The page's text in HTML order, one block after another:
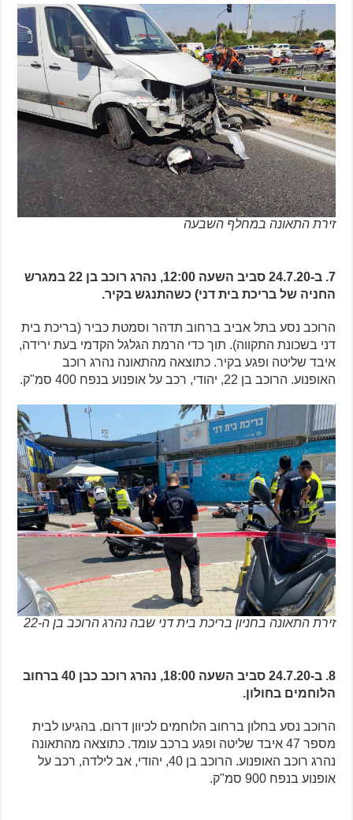
זירת התאונה במחלף השבעה
7. ב-24.7.20 סביב השעה 12:00, נהרג רוכב בן 22 במגרש
החניה של בריכת בית דני) כשהתנגש בקיר.
הרוכב נסע בתל אביב ברחוב תדהר וסמטת כביר (בריכת בית
דני בשכונת התקווה). תוך כדי הרמת הגלגל הקדמי בעת ירידה,
איבד שליטה ופגע בקיר. כתוצאה מהתאונה נהרג רוכב
האופנוע. הרוכב בן 22, יהודי, רכב על אופנוע בנפח 400 סמ"ק.
זירת התאונה בחניון בריכת בית דני שבה נהרג הרוכב בן ה-22
8. ב-24.7.20 סביב השעה 18:00, נהרג רוכב כבן 40 ברחוב
הלוחמים בחולון.
הרוכב נסע בחלון ברחוב הלוחמים לכיוון דרום. בהגיעו לבית
מספר 47 איבד שליטה ופגע ברכב עומד. כתוצאה מהתאונה
נהרג רוכב האופנוע. הרוכב בן 40, יהודי, אב לילדה, רכב על
אופנוע בנפח 900 סמ"ק.